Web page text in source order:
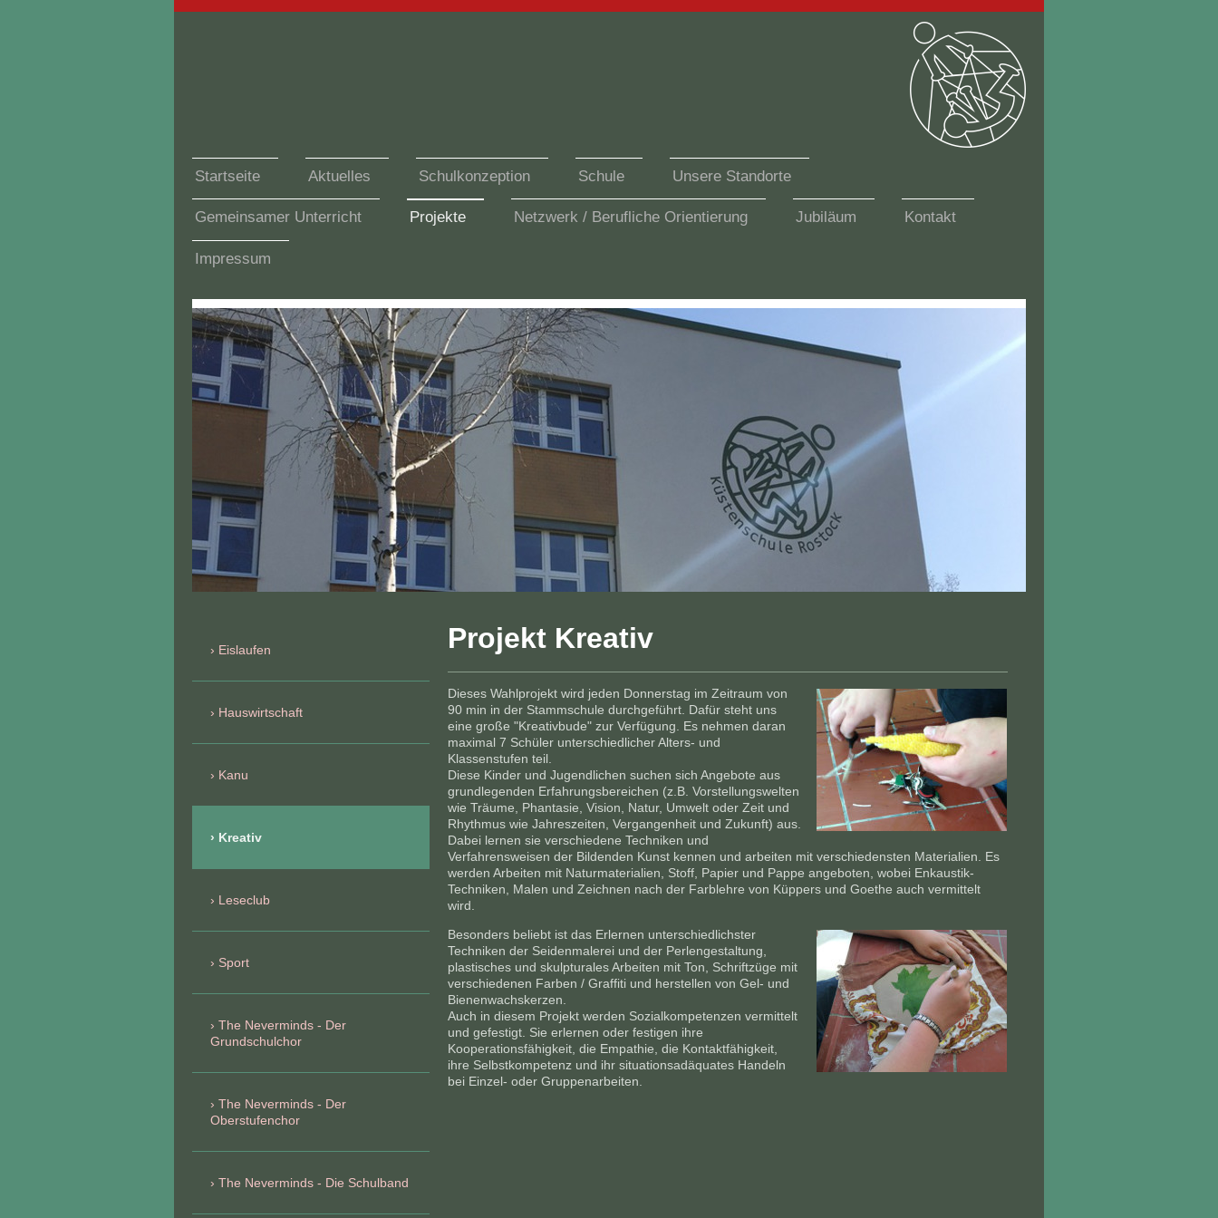
Startseite Aktuelles Schulkonzeption Schule Unsere Standorte
Gemeinsamer Unterricht Projekte Netzwerk / Berufliche Orientierung Jubiläum Kontakt
Impressum
Projekt Kreativ
Dieses Wahlprojekt wird jeden Donnerstag im Zeitraum von
90 min in der Stammschule durchgeführt. Dafür steht uns
eine große "Kreativbude" zur Verfügung. Es nehmen daran
maximal 7 Schüler unterschiedlicher Alters- und
Klassenstufen teil.
Diese Kinder und Jugendlichen suchen sich Angebote aus
grundlegenden Erfahrungsbereichen (z.B. Vorstellungswelten
wie Träume, Phantasie, Vision, Natur, Umwelt oder Zeit und
Rhythmus wie Jahreszeiten, Vergangenheit und Zukunft) aus.
Dabei lernen sie verschiedene Techniken und
Verfahrensweisen der Bildenden Kunst kennen und arbeiten mit verschiedensten Materialien. Es
werden Arbeiten mit Naturmaterialien, Stoff, Papier und Pappe angeboten, wobei Enkaustik-
Techniken, Malen und Zeichnen nach der Farblehre von Küppers und Goethe auch vermittelt
wird.
Besonders beliebt ist das Erlernen unterschiedlichster
Techniken der Seidenmalerei und der Perlengestaltung,
plastisches und skulpturales Arbeiten mit Ton, Schriftzüge mit
verschiedenen Farben / Graffiti und herstellen von Gel- und
Bienenwachskerzen.
Auch in diesem Projekt werden Sozialkompetenzen vermittelt
und gefestigt. Sie erlernen oder festigen ihre
Kooperationsfähigkeit, die Empathie, die Kontaktfähigkeit,
ihre Selbstkompetenz und ihr situationsadäquates Handeln
bei Einzel- oder Gruppenarbeiten.
Eislaufen
Hauswirtschaft
Kanu
Kreativ
Leseclub
Sport
The Neverminds - Der
Grundschulchor
The Neverminds - Der
Oberstufenchor
The Neverminds - Die Schulband